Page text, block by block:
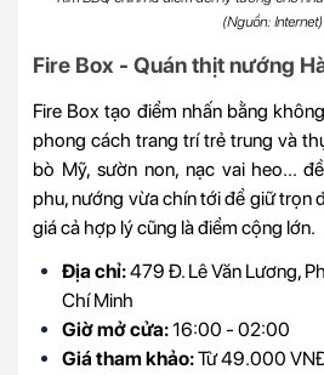
(Nguồn: Internet)
Fire Box - Quán thịt nướng
Fire Box tạo điểm nhấn bằng
phong cách trang trí trẻ trung và
bò Mỹ, sườn non, nạc vai heo...
phu, nướng vừa chín tới để giữ trọn
giá cả hợp lý cũng là điểm cộng lớn.
Địa chỉ:479 Đ. Lê Văn Lương,
Chí Minh
Giờ mở cửa:16:00 - 02:00
Giá tham khảo:Từ 49.000